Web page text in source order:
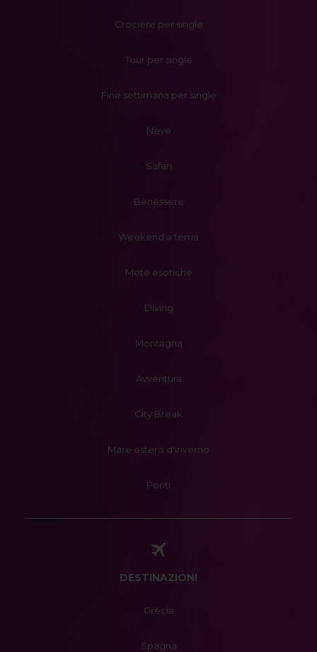
Crociere per single
Tour per single
Fine settimana per single
Neve
Safari
Benessere
Weekend a tema
Mete esotiche
Diving
Montagna
Avventura
City Break
Mare estero d'inverno
Ponti
DESTINAZIONI
Grecia
Spagna